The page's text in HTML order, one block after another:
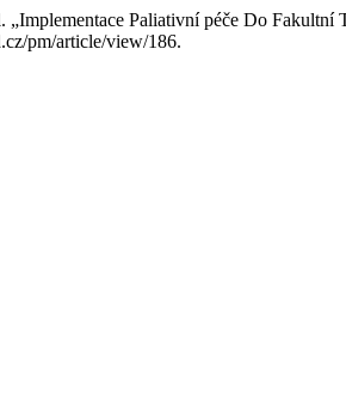
„Implementace Paliativní péče Do
pm/article/view/186.